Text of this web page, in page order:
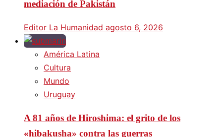
mediación de Pakistán
Editor La Humanidad agosto 6, 2026
América Latina
Cultura
Mundo
Uruguay
A 81 años de Hiroshima: el grito de los
«hibakusha» contra las guerras